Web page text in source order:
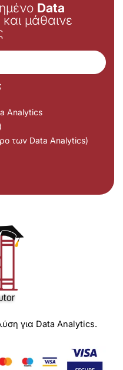
Data
και μάθαινε
Analytics
των Data Analytics)
για Data Analytics.